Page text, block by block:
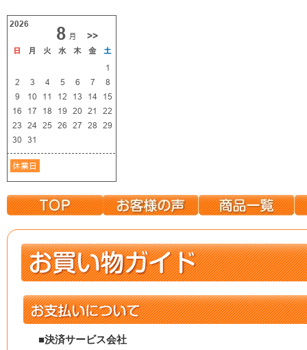
■決済サービス会社